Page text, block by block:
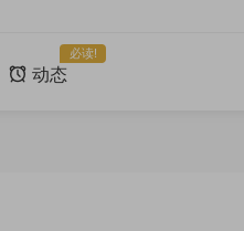
动态
必读!